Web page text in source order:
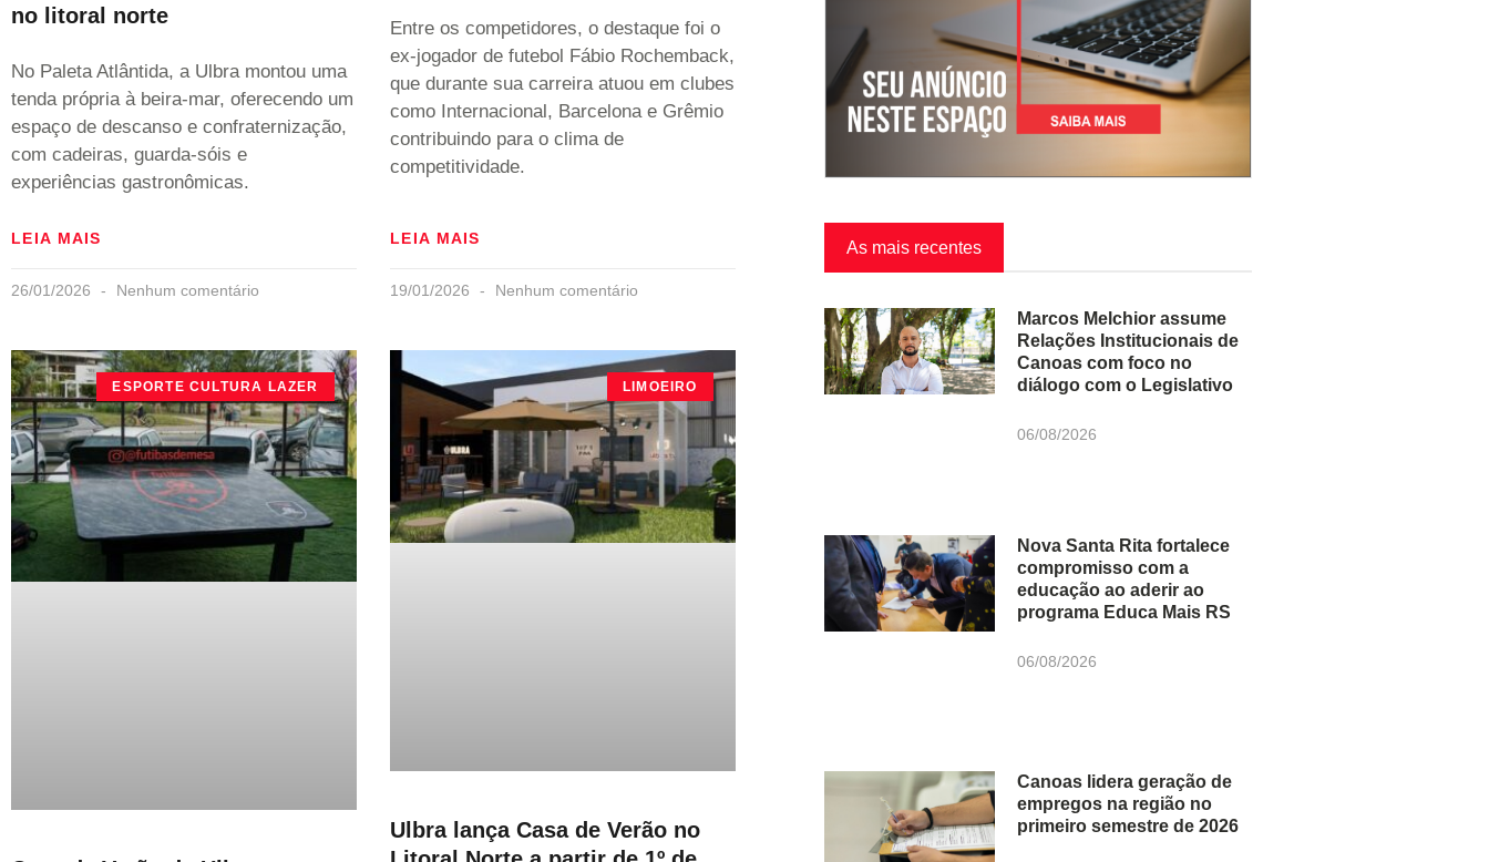
no litoral norte
No Paleta Atlântida, a Ulbra montou uma
tenda própria à beira-mar, oferecendo um
espaço de descanso e confraternização,
com cadeiras, guarda-sóis e
experiências gastronômicas.
LEIA MAIS
26/01/2026 Nenhum comentário
Entre os competidores, o destaque foi o
ex-jogador de futebol Fábio Rochemback,
que durante sua carreira atuou em clubes
como Internacional, Barcelona e Grêmio
contribuindo para o clima de
competitividade.
LEIA MAIS
19/01/2026 Nenhum comentário
ESPORTE CULTURA LAZER LIMOEIRO
Ulbra lança Casa de Verão no
As mais recentes
Marcos Melchior assume
Relações Institucionais de
Canoas com foco no
diálogo com o Legislativo
06/08/2026
Nova Santa Rita fortalece
compromisso com a
educação ao aderir ao
programa Educa Mais RS
06/08/2026
Canoas lidera geração de
empregos na região no
primeiro semestre de 2026